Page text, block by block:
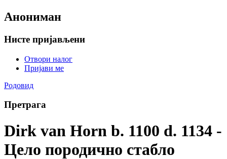
Анониман
Нисте пријављени
Отвори налог
Пријави ме
Родовид
Претрага
Dirk van Horn b. 1100 d. 1134 -
Цело породично стабло